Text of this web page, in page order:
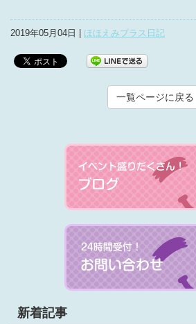
2019年05月04日 | ほほえみプラス日記
一覧ページに戻る
新着記事